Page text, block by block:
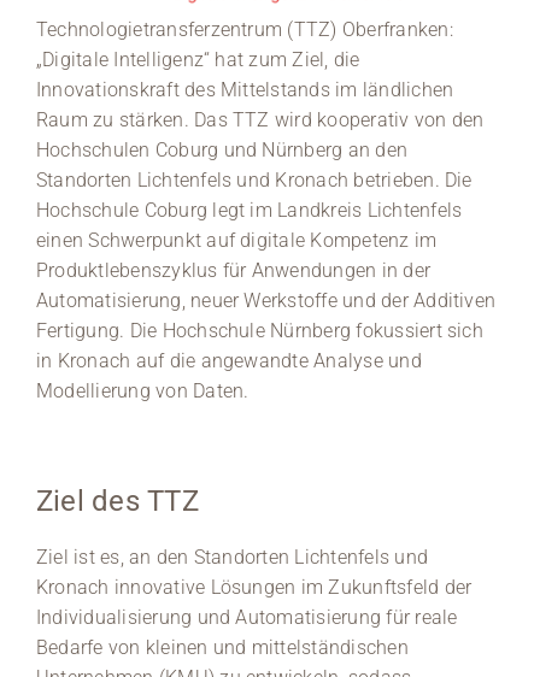
Technologietransferzentrum (TTZ) Oberfranken:
„Digitale Intelligenz“ hat zum Ziel, die
Innovationskraft des Mittelstands im ländlichen
Raum zu stärken. Das TTZ wird kooperativ von den
Hochschulen Coburg und Nürnberg an den
Standorten Lichtenfels und Kronach betrieben. Die
Hochschule Coburg legt im Landkreis Lichtenfels
einen Schwerpunkt auf digitale Kompetenz im
Produktlebenszyklus für Anwendungen in der
Automatisierung, neuer Werkstoffe und der Additiven
Fertigung. Die Hochschule Nürnberg fokussiert sich
in Kronach auf die angewandte Analyse und
Modellierung von Daten.
Ziel des TTZ
Ziel ist es, an den Standorten Lichtenfels und
Kronach innovative Lösungen im Zukunftsfeld der
Individualisierung und Automatisierung für reale
Bedarfe von kleinen und mittelständischen